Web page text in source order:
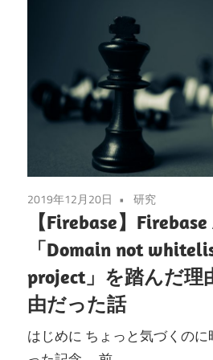
2019年12月20日 研究
【Firebase】
「Domain not
project」を踏んだ理
由だった話
はじめに ちょっと気づくの